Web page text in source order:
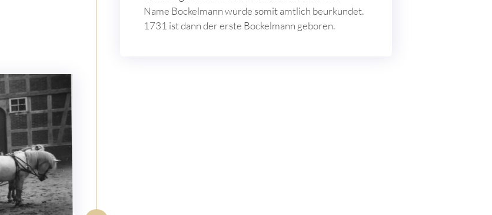
Name Bockelmann wurde somit amtlich beurkundet.
1731 ist dann der erste Bockelmann geboren.